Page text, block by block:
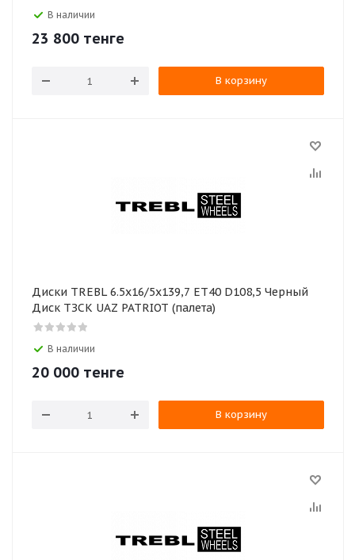
В наличии
23 800 тенге
В корзину
Диски TREBL 6.5х16/5х139,7 ЕТ40 D108,5 Черный
Диск ТЗСК UAZ PATRIOT (палета)
В наличии
20 000 тенге
В корзину